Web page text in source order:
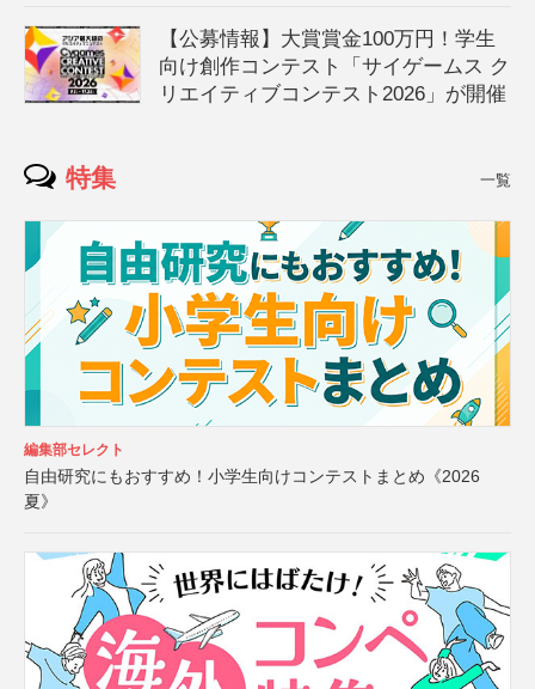
【公募情報】大賞賞金100万円！学生
向け創作コンテスト「サイゲームス ク
リエイティブコンテスト2026」が開催
特集 一覧
編集部セレクト
自由研究にもおすすめ！小学生向けコンテストまとめ《2026
夏》